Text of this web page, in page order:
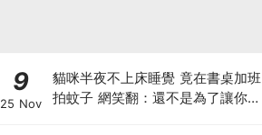
9
25 Nov
貓咪半夜不上床睡覺 竟在書桌加班
拍蚊子 網笑翻：還不是為了讓你睡